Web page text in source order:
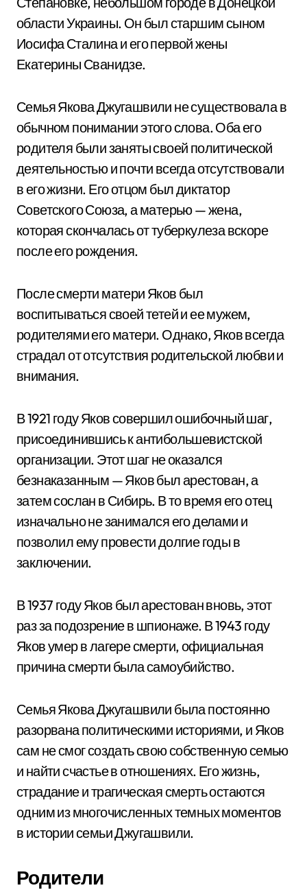
области Украины. Он был старшим сыном
Иосифа Сталина и его первой жены
Екатерины Сванидзе.
Семья Якова Джугашвили не существовала в
обычном понимании этого слова. Оба его
родителя были заняты своей политической
деятельностью и почти всегда отсутствовали
в его жизни. Его отцом был диктатор
Советского Союза, а матерью — жена,
которая скончалась от туберкулеза вскоре
после его рождения.
После смерти матери Яков был
воспитываться своей тетей и ее мужем,
родителями его матери. Однако, Яков всегда
страдал от отсутствия родительской любви и
внимания.
В 1921 году Яков совершил ошибочный шаг,
присоединившись к антибольшевистской
организации. Этот шаг не оказался
безнаказанным — Яков был арестован, а
затем сослан в Сибирь. В то время его отец
изначально не занимался его делами и
позволил ему провести долгие годы в
заключении.
В 1937 году Яков был арестован вновь, этот
раз за подозрение в шпионаже. В 1943 году
Яков умер в лагере смерти, официальная
причина смерти была самоубийство.
Семья Якова Джугашвили была постоянно
разорвана политическими историями, и Яков
сам не смог создать свою собственную семью
и найти счастье в отношениях. Его жизнь,
страдание и трагическая смерть остаются
одним из многочисленных темных моментов
в истории семьи Джугашвили.
Родители